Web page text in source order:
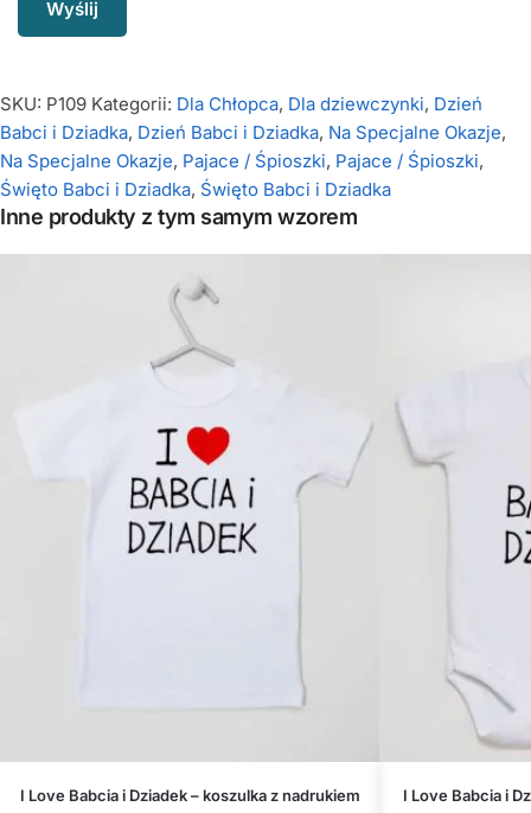
SKU: P109 Kategorii: Dla Chłopca, Dla dziewczynki, Dzień
Babci i Dziadka, Dzień Babci i Dziadka, Na Specjalne Okazje,
Na Specjalne Okazje, Pajace / Śpioszki, Pajace / Śpioszki,
Święto Babci i Dziadka, Święto Babci i Dziadka
Inne produkty z tym samym wzorem
I Love Babcia i Dziadek – koszulka z nadrukiem I Love Babcia i